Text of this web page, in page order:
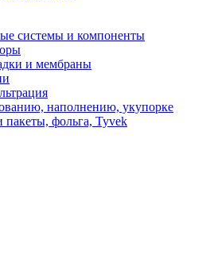
системы и компоненты
и мембраны
наполнению, укупорке
пакеты, фольга, Tyvek